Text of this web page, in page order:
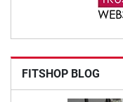
FITSHOP BLOG